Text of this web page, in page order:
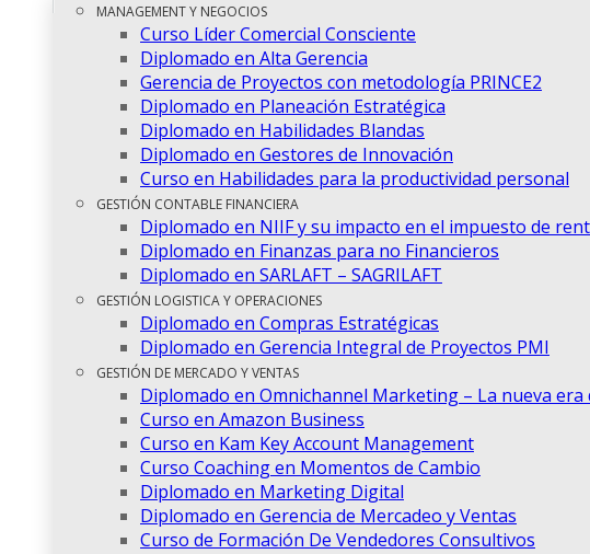
MANAGEMENT Y NEGOCIOS
Curso Líder Comercial Consciente
Diplomado en Alta Gerencia
Gerencia de Proyectos con metodología PRINCE2
Diplomado en Planeación Estratégica
Diplomado en Habilidades Blandas
Diplomado en Gestores de Innovación
Curso en Habilidades para la productividad personal
GESTIÓN CONTABLE FINANCIERA
Diplomado en NIIF y su impacto en el impuesto de
Diplomado en Finanzas para no Financieros
Diplomado en SARLAFT – SAGRILAFT
GESTIÓN LOGISTICA Y OPERACIONES
Diplomado en Compras Estratégicas
Diplomado en Gerencia Integral de Proyectos PMI
GESTIÓN DE MERCADO Y VENTAS
Diplomado en Omnichannel Marketing – La nueva era
Curso en Amazon Business
Curso en Kam Key Account Management
Curso Coaching en Momentos de Cambio
Diplomado en Marketing Digital
Diplomado en Gerencia de Mercadeo y Ventas
Curso de Formación De Vendedores Consultivos